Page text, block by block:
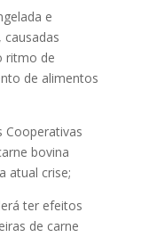
e
ritmo de
de alimentos
Cooperativas
bovina
atual crise;
ter efeitos
de carne